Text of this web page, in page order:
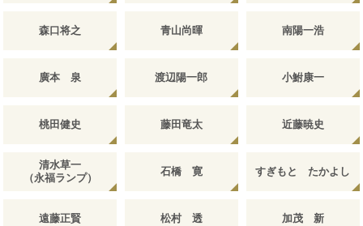
森口将之 青山尚暉 南陽一浩
廣本 泉 渡辺陽一郎 小鮒康一
桃田健史 藤田竜太 近藤暁史
清水草一
（永福ランプ）
石橋 寛 すぎもと たかよし
遠藤正賢 松村 透 加茂 新